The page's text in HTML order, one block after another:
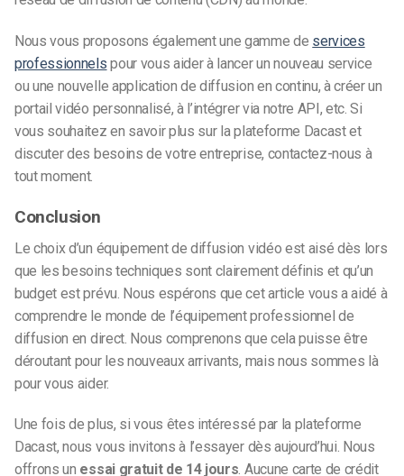
Nous vous proposons également une gamme de services
professionnels pour vous aider à lancer un nouveau service
ou une nouvelle application de diffusion en continu, à créer un
portail vidéo personnalisé, à l’intégrer via notre API, etc. Si
vous souhaitez en savoir plus sur la plateforme Dacast et
discuter des besoins de votre entreprise, contactez-nous à
tout moment.
Conclusion
Le choix d’un équipement de diffusion vidéo est aisé dès lors
que les besoins techniques sont clairement définis et qu’un
budget est prévu. Nous espérons que cet article vous a aidé à
comprendre le monde de l’équipement professionnel de
diffusion en direct. Nous comprenons que cela puisse être
déroutant pour les nouveaux arrivants, mais nous sommes là
pour vous aider.
Une fois de plus, si vous êtes intéressé par la plateforme
Dacast, nous vous invitons à l’essayer dès aujourd’hui. Nous
offrons un essai gratuit de 14 jours. Aucune carte de crédit